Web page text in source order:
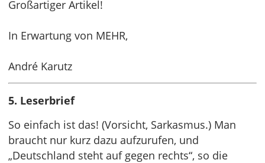
Großartiger Artikel!
In Erwartung von MEHR,
André Karutz
5. Leserbrief
So einfach ist das! (Vorsicht, Sarkasmus.) Man
braucht nur kurz dazu aufzurufen, und
„Deutschland steht auf gegen rechts“, so die